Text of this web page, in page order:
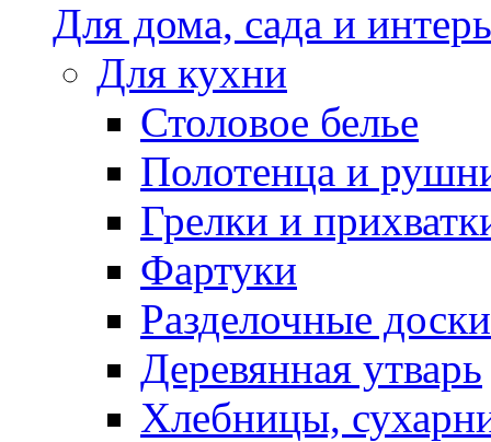
Для дома, сада и
Для кухни
Столовое белье
Полотенца и
Грелки и
Фартуки
Разделочные доски
Деревянная утварь
Хлебницы,